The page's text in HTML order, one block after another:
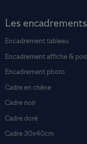
Les encadrements
Encadrement tableau
Encadrement affiche &
Encadrement photo
Cadre en chêne
Cadre noir
Cadre doré
Cadre 30x40cm